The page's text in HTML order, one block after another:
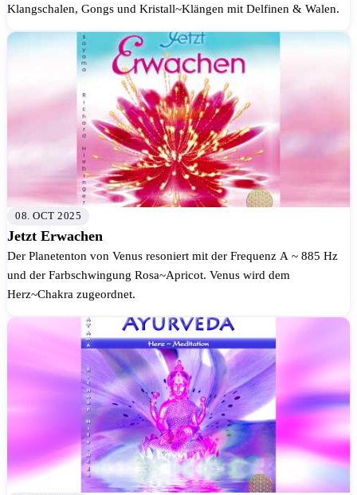
Klangschalen, Gongs und Kristall~Klängen mit Delfinen & Walen.
08. OCT 2025
Jetzt Erwachen
Der Planetenton von Venus resoniert mit der Frequenz A ~ 885 Hz
und der Farbschwingung Rosa~Apricot. Venus wird dem
Herz~Chakra zugeordnet.